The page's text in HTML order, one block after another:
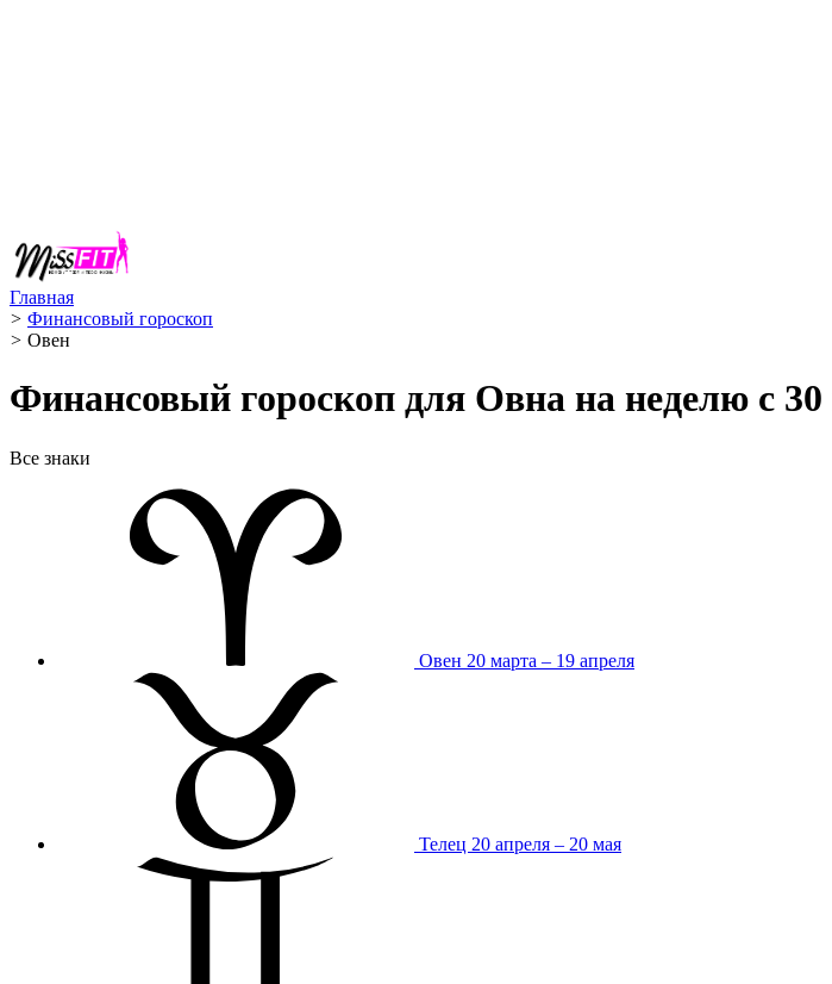
Главная
> Финансовый гороскоп
> Овен ️
Финансовый гороскоп для Овна на неделю с 30
Все знаки
Овен 20 марта – 19 апреля
Телец 20 апреля – 20 мая